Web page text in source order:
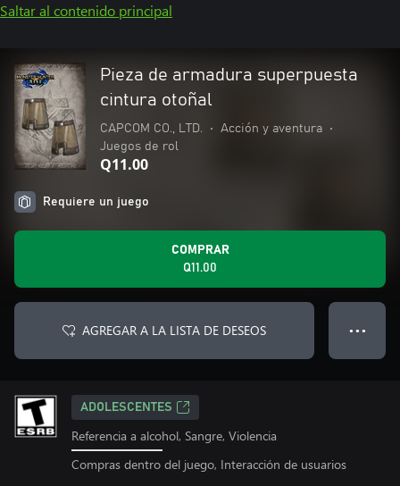
Saltar al contenido principal
Pieza de armadura superpuesta
cintura otoñal
CAPCOM CO., LTD. • Acción y aventura
•
Juegos de rol
Q11.00
Requiere un juego
COMPRAR
Q11.00
AGREGAR A LA LISTA DE DESEOS ● ● ●
ADOLESCENTES
Referencia a alcohol, Sangre, Violencia
Compras dentro del juego, Interacción de usuarios